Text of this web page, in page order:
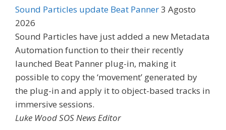
Sound Particles update Beat Panner3 Agosto
2026
Sound Particles have just added a new Metadata
Automation function to their their recently
launched Beat Panner plug-in, making it
possible to copy the ‘movement’ generated by
the plug-in and apply it to object-based tracks in
immersive sessions.
Luke Wood SOS News Editor